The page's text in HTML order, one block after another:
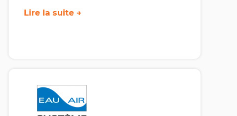
Lire la suite →